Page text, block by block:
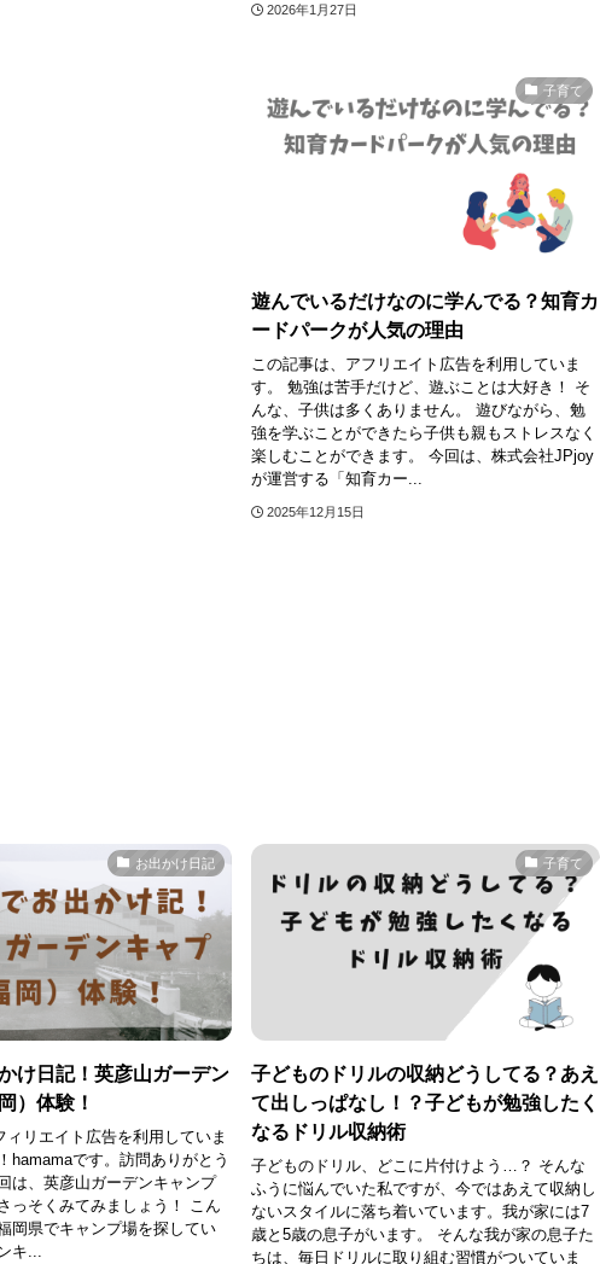
2026年1月27日
子育て
遊んでいるだけなのに学んでる？知育カ
ードパークが人気の理由
この記事は、アフリエイト広告を利用していま
す。 勉強は苦手だけど、遊ぶことは大好き！ そ
んな、子供は多くありません。 遊びながら、勉
強を学ぶことができたら子供も親もストレスなく
楽しむことができます。 今回は、株式会社JPjoy
が運営する「知育カー...
2025年12月15日
お出かけ日記
け日記！英彦山ガーデン
）体験！
ィリエイト広告を利用していま
hamamaです。訪問ありがとう
は、英彦山ガーデンキャンプ
っそくみてみましょう！ こん
岡県でキャンプ場を探してい
キ...
子育て
子どものドリルの収納どうしてる？あえ
て出しっぱなし！？子どもが勉強したく
なるドリル収納術
子どものドリル、どこに片付けよう…？ そんな
ふうに悩んでいた私ですが、今ではあえて収納し
ないスタイルに落ち着いています。我が家には7
歳と5歳の息子がいます。 そんな我が家の息子た
ちは、毎日ドリルに取り組む習慣がついていま